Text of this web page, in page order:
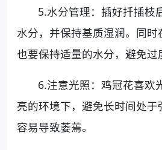
5.水分管理：插好扦插枝
水分，并保持基质湿润。同时
也要保持适量的水分，避免过
6.注意光照：鸡冠花喜欢
亮的环境下，避免长时间处于
容易导致萎蔫。